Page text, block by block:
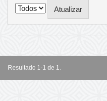
Resultado 1-1 de 1.